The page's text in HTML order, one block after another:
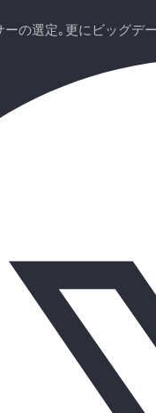
の選定｡更にビッグデ